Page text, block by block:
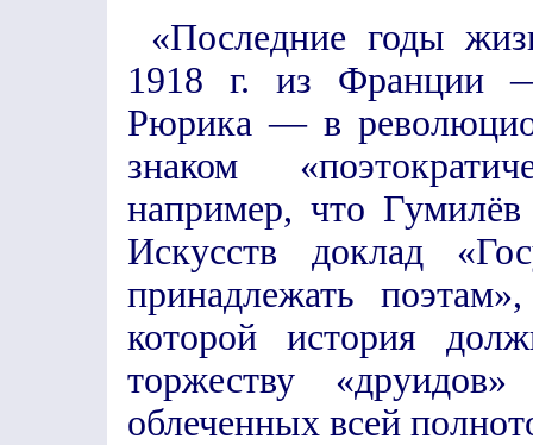
«Последние годы
1918 г. из Франции
Рюрика — в
знаком
например, что
Искусств доклад
принадлежать
которой история
торжеству
облеченных всей